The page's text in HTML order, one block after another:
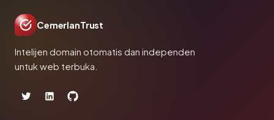
CemerlanTrust
Intelijen domain otomatis dan independen
untuk web terbuka.